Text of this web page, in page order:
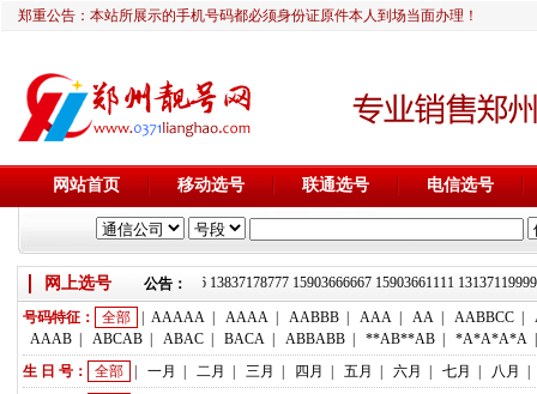
郑重公告：本站所展示的手机号码都必须身份证原件本人到场当面办理！
网站首页 移动选号 联通选号 电信选号
网上选号 公告：
靓号推荐：18236933666 13837178777 15903666667 15903661111
号码特征： 全部 AAAAA AAAA AABBB AAA AA AABBCC
AAAB
ABCAB ABAC BACA ABBABB **AB**AB *A*A*A*A
生 日 号：
全部 一月 二月 三月 四月 五月 六月 七月 八月